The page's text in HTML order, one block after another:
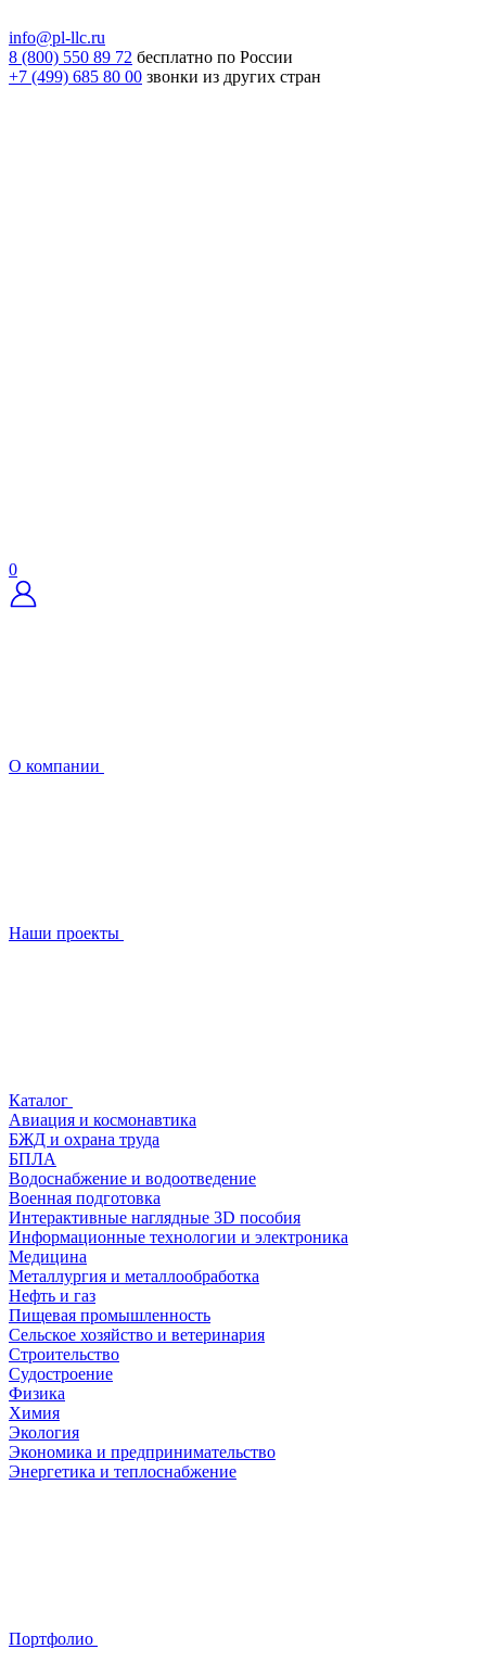
info@pl-llc.ru
8 (800) 550 89 72 бесплатно по России
+7 (499) 685 80 00 звонки из других стран
0
О компании
Наши проекты
Каталог
Авиация и космонавтика
БЖД и охрана труда
БПЛА
Водоснабжение и водоотведение
Военная подготовка
Интерактивные наглядные 3D пособия
Информационные технологии и электроника
Медицина
Металлургия и металлообработка
Нефть и газ
Пищевая промышленность
Сельское хозяйство и ветеринария
Строительство
Судостроение
Физика
Химия
Экология
Экономика и предпринимательство
Энергетика и теплоснабжение
Портфолио